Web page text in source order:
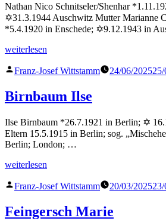
Nathan Nico Schnitseler/Shenhar
✡31.3.1944 Auschwitz Mutter Marianne
*5.4.1920 in Enschede; ✡9.12.1943 in
„Schnitseler
weiterlesen
Veröffentlicht
Franz-Josef Wittstamm 24/06/2025
Birnbaum Ilse
Ilse Birnbaum *26.7.1921 in Berlin; ✡
Eltern 15.5.1915 in Berlin; sog.
Berlin; London; …
„Birnbaum
weiterlesen
Veröffentlicht
Franz-Josef Wittstamm 20/03/2025
Feingersch Marie